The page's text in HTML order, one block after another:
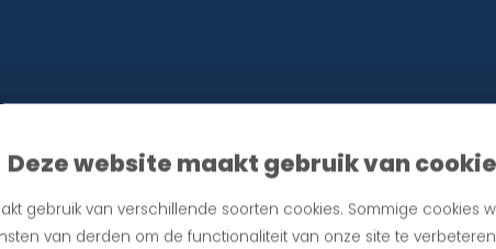
Deze website maakt gebruik van
gebruik van verschillende soorten cookies. Sommige cookies
van derden om de functionaliteit van onze site te